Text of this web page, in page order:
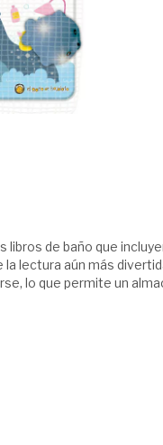
de baño que
lectura aún más
lo que permite un